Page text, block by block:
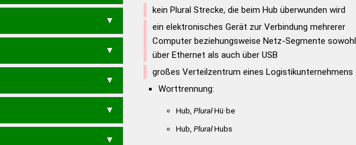
kein Plural Strecke, die beim Hub überwunden wird
ein elektronisches Gerät zur Verbindung mehrerer
Computer beziehungsweise Netz-Segmente sowohl
über Ethernet als auch über USB
großes Verteilzentrum eines Logistikunternehmens
Worttrennung:
Hub, PluralHü·be
Hub, PluralHubs